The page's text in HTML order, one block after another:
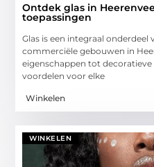
Ontdek glas in
toepassingen
Glas is een integraal onderdeel
commerciële gebouwen in
eigenschappen tot
voordelen voor elke
Winkelen
WINKELEN